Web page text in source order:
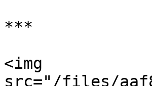
***
<img
src="/files/